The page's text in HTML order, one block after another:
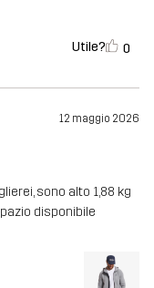
Utile? 0
12 maggio 2026
sono alto 1,88 kg
disponibile